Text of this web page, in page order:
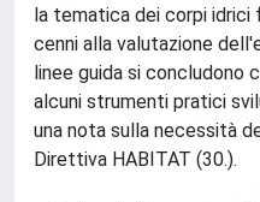
la tematica dei corpi
cenni alla valutazione
linee guida si concludono
alcuni strumenti pratici
una nota sulla necessità
Direttiva HABITAT (30.).